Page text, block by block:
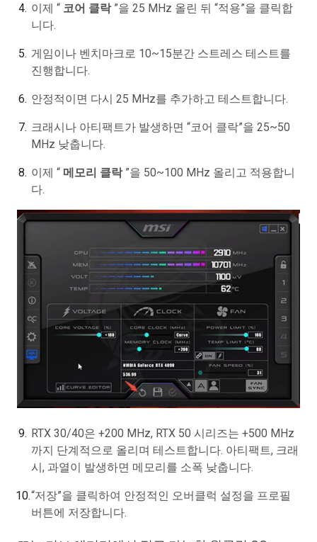
이제 “ 코어 클락 ”을 25 MHz 올린 뒤 “적용”을 클릭합
니다.
게임이나 벤치마크로 10~15분간 스트레스 테스트를
진행합니다.
안정적이면 다시 25 MHz를 추가하고 테스트합니다.
크래시나 아티팩트가 발생하면 “코어 클락”을 25~50
MHz 낮춥니다.
이제 “ 메모리 클락 ”을 50~100 MHz 올리고 적용합니
다.
RTX 30/40은 +200 MHz, RTX 50 시리즈는 +500 MHz
까지 단계적으로 올리며 테스트합니다. 아티팩트, 크래
시, 과열이 발생하면 메모리를 소폭 낮춥니다.
“저장”을 클릭하여 안정적인 오버클럭 설정을 프로필
버튼에 저장합니다.